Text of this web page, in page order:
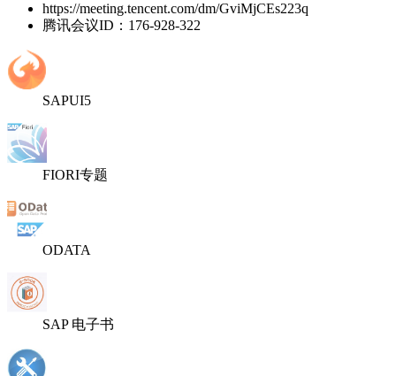
https://meeting.tencent.com/dm/GviMjCEs223q
腾讯会议ID：176-928-322
SAPUI5
FIORI专题
ODATA
SAP 电子书